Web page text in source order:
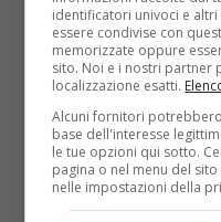
identificatori univoci e
essere condivise con
memorizzate oppure
sito. Noi e i nostri partner
localizzazione esatti.
Alcuni fornitori
base dell'interesse
le tue opzioni qui sotto.
pagina o nel menu del
nelle impostazioni della